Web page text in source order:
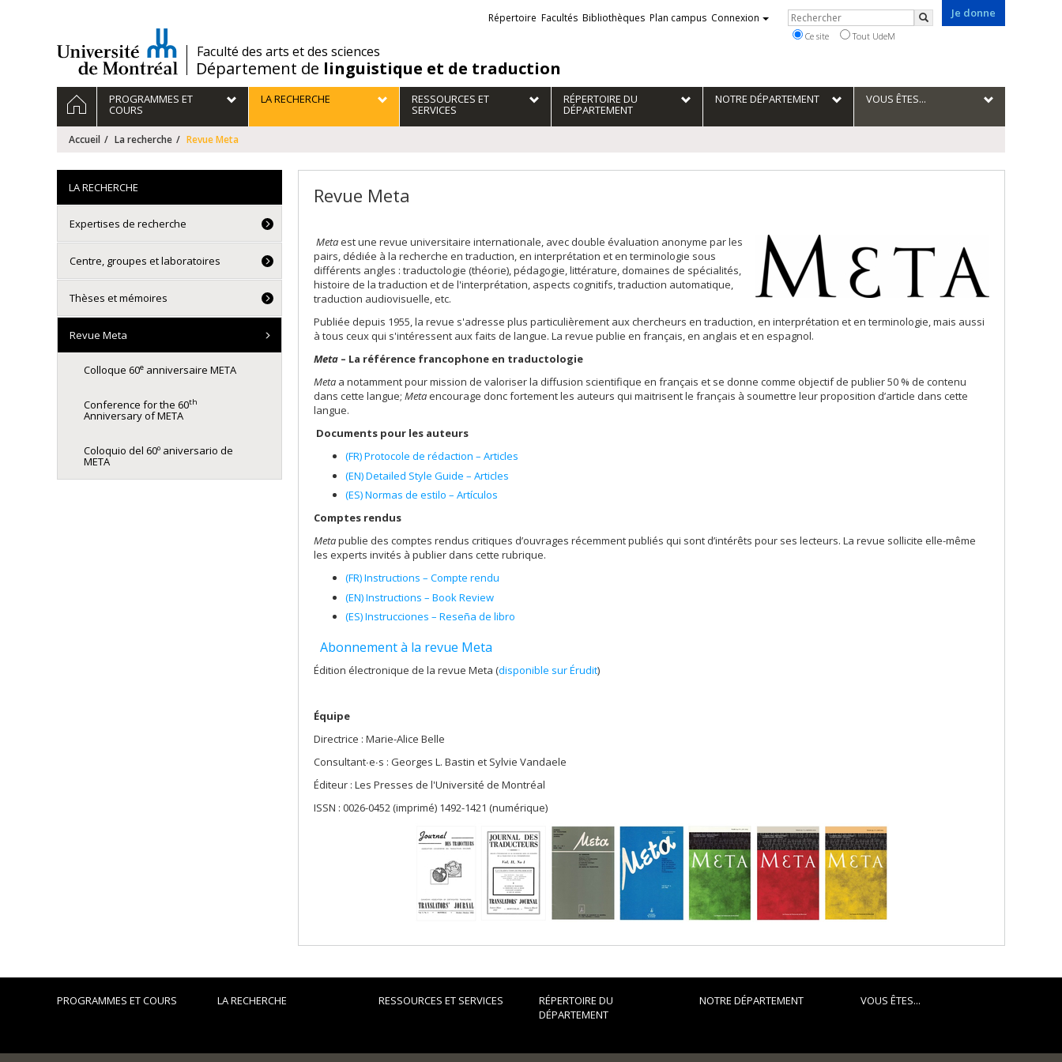
/Faculté des arts et des sciences
Département de linguistique et de traduction
Je donne
Liens
externes
Répertoire Facultés Bibliothèques Plan campus Connexion Rechercher
Rechercher
Ce site Tout UdeM
Navigation
principale
ACCUEILPROGRAMMES ET
COURS
LA RECHERCHE RESSOURCES ET
SERVICES
RÉPERTOIRE DU
DÉPARTEMENT
NOTRE DÉPARTEMENT VOUS ÊTES...
Accueil La recherche Revue Meta
Revue Meta
Metaest une revue universitaire internationale, avec double évaluation anonyme par les
pairs, dédiée à la recherche en traduction, en interprétation et en terminologie sous
différents angles : traductologie (théorie), pédagogie, littérature, domaines de spécialités,
histoire de la traduction et de l'interprétation, aspects cognitifs, traduction automatique,
traduction audiovisuelle, etc.
Publiée depuis 1955, la revue s'adresse plus particulièrement aux chercheurs en traduction, en interprétation et en terminologie, mais aussi
à tous ceux qui s'intéressent aux faits de langue. La revue publie en français, en anglais et en espagnol.
Meta – La référence francophone en traductologie
Meta a notamment pour mission de valoriser la diffusion scientifique en français et se donne comme objectif de publier 50 % de contenu
dans cette langue; Metaencourage donc fortement les auteurs qui maitrisent le français à soumettre leur proposition d’article dans cette
langue.
Documents pour les auteurs
(FR) Protocole de rédaction – Articles
(EN) Detailed Style Guide – Articles
(ES) Normas de estilo – Artículos
Comptes rendus
Metapublie des comptes rendus critiques d’ouvrages récemment publiés qui sont d’intérêts pour ses lecteurs. La revue sollicite elle-même
les experts invités à publier dans cette rubrique.
(FR) Instructions – Compte rendu
(EN) Instructions – Book Review
(ES) Instrucciones – Reseña de libro
Abonnement à la revue Meta
Édition électronique de la revue Meta (disponible sur Érudit)
Équipe
Directrice : Marie-Alice Belle
Consultant∙e∙s : Georges L. Bastin et Sylvie Vandaele
Éditeur : Les Presses de l'Université de Montréal
ISSN : 0026-0452 (imprimé) 1492-1421 (numérique)
LA RECHERCHE
Expertises de recherche
Centre, groupes et laboratoires
Thèses et mémoires
Revue Meta
Colloque 60eanniversaire META
Conference for the 60th
Anniversary of META
Coloquio del 60º aniversario de
META
PROGRAMMES ET COURS LA RECHERCHE RESSOURCES ET SERVICES
RÉPERTOIRE DU
DÉPARTEMENT
NOTRE DÉPARTEMENT VOUS ÊTES...